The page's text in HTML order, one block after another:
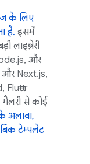
के लिए
है. इसमें
लाइब्रेरी
और
और Next.js,
Flutter
गैलरी से कोई
अलावा,
टेम्पलेट